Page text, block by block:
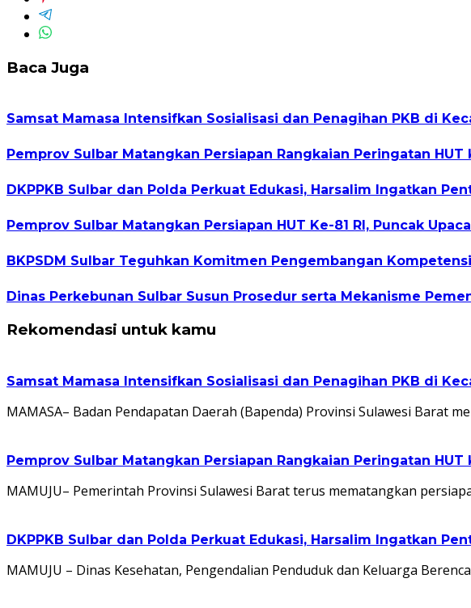
Baca Juga
Samsat Mamasa Intensifkan Sosialisasi dan Penagihan PKB di
Pemprov Sulbar Matangkan Persiapan Rangkaian Peringatan
DKPPKB Sulbar dan Polda Perkuat Edukasi, Harsalim Ingatkan
Pemprov Sulbar Matangkan Persiapan HUT Ke-81 RI, Puncak
BKPSDM Sulbar Teguhkan Komitmen Pengembangan
Dinas Perkebunan Sulbar Susun Prosedur serta Mekanisme
Rekomendasi untuk kamu
Samsat Mamasa Intensifkan Sosialisasi dan Penagihan PKB di
MAMASA– Badan Pendapatan Daerah (Bapenda) Provinsi Sulawesi Barat
Pemprov Sulbar Matangkan Persiapan Rangkaian Peringatan
MAMUJU– Pemerintah Provinsi Sulawesi Barat terus mematangkan
DKPPKB Sulbar dan Polda Perkuat Edukasi, Harsalim Ingatkan
MAMUJU – Dinas Kesehatan, Pengendalian Penduduk dan Keluarga